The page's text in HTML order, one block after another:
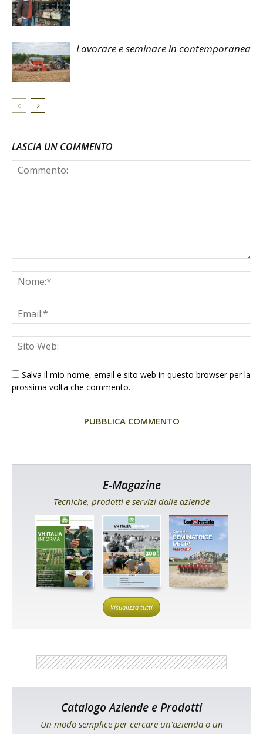
Lavorare e seminare in contemporanea
LASCIA UN COMMENTO
Salva il mio nome, email e sito web in questo browser per la
prossima volta che commento.
E-Magazine
Tecniche, prodotti e servizi dalle aziende
Visualizza tutti
Catalogo Aziende e Prodotti
Un modo semplice per cercare un'azienda o un